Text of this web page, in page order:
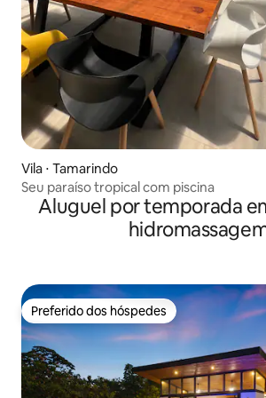
Vila ⋅ Tamarindo
Seu paraíso tropical com piscina
Aluguel por temporada
Preferido dos hóspedes
Preferido dos hóspedes